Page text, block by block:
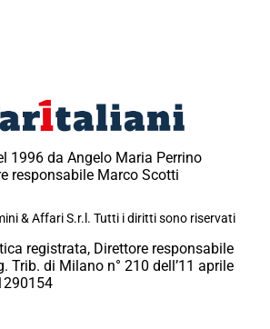
1996 da Angelo Maria Perrino
responsabile Marco Scotti
& Affari S.r.l. Tutti i diritti sono riservati
registrata, Direttore responsabile
Trib. di Milano n° 210 dell’11 aprile